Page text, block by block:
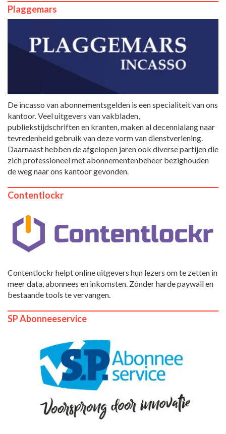
Plaggemars
De incasso van abonnementsgelden is een specialiteit van ons
kantoor. Veel uitgevers van vakbladen,
publiekstijdschriften en kranten, maken al decennialang naar
tevredenheid gebruik van deze vorm van dienstverlening.
Daarnaast hebben de afgelopen jaren ook diverse partijen die
zich professioneel met abonnementenbeheer bezighouden
de weg naar ons kantoor gevonden.
Contentlockr
Contentlockr helpt online uitgevers hun lezers om te zetten in
meer data, abonnees en inkomsten. Zónder harde paywall en
bestaande tools te vervangen.
SP Abonneeservice